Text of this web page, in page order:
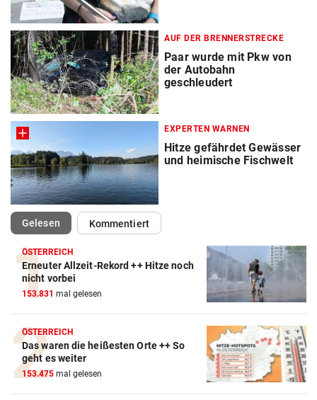
AUF DER BRENNERSTRECKE
Paar wurde mit Pkw von
der Autobahn
geschleudert
EXPERTEN WARNEN
Hitze gefährdet Gewässer
und heimische Fischwelt
Gelesen(ausgewählt)Kommentiert
ÖSTERREICH
Erneuter Allzeit-Rekord ++ Hitze noch
nicht vorbei
153.831 mal gelesen
ÖSTERREICH
Das waren die heißesten Orte ++ So
geht es weiter
153.475 mal gelesen